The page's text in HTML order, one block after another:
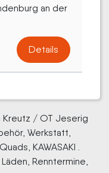
an der
Details
Kreutz / OT Jeserig
Werkstatt,
KAWASAKI .
Renntermine,